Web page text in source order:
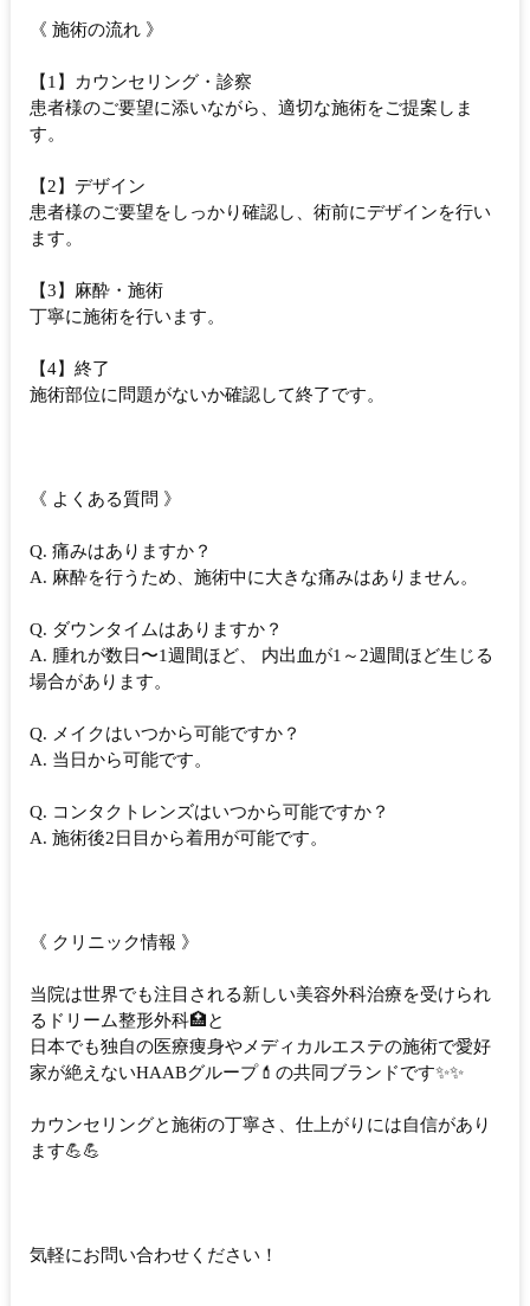
《 施術の流れ 》
【1】カウンセリング・診察
患者様のご要望に添いながら、適切な施術をご提案しま
す。
【2】デザイン
患者様のご要望をしっかり確認し、術前にデザインを行い
ます。
【3】麻酔・施術
丁寧に施術を行います。
【4】終了
施術部位に問題がないか確認して終了です。
《 よくある質問 》
Q. 痛みはありますか？
A. 麻酔を行うため、施術中に大きな痛みはありません。
Q. ダウンタイムはありますか？
A. 腫れが数日〜1週間ほど、 内出血が1～2週間ほど生じる
場合があります。
Q. メイクはいつから可能ですか？
A. 当日から可能です。
Q. コンタクトレンズはいつから可能ですか？
A. 施術後2⽇⽬から着⽤が可能です。
《 クリニック情報 》
当院は世界でも注目される新しい美容外科治療を受けられ
るドリーム整形外科🏥と
日本でも独自の医療痩身やメディカルエステの施術で愛好
家が絶えないHAABグループ💄の共同ブランドです✨✨
カウンセリングと施術の丁寧さ、仕上がりには自信があり
ます💪💪
気軽にお問い合わせください！